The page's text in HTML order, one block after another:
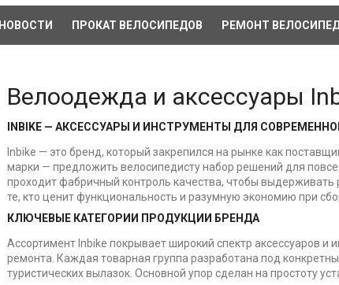
НОВОСТИ ПРОКАТ ВЕЛОСИПЕДОВ РЕМОНТ
Велоодежда и аксессуары
INBIKE — АКСЕССУАРЫ И ИНСТРУМЕНТЫ ДЛЯ
Inbike — это бренд, который закрепился на рынке как
марки — предложить велосипедисту набор решений для
проходит фабричный контроль качества, чтобы
те, кто ценит функциональность и разумную экономию при
КЛЮЧЕВЫЕ КАТЕГОРИИ ПРОДУКЦИИ БРЕНДА
Ассортимент Inbike покрывает широкий спектр аксессуаров
ремонта. Каждая товарная группа разработана под
туристических вылазок. Основной упор сделан на простоту